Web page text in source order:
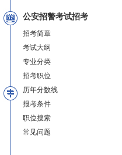
公安招警考试招考
招考简章
考试大纲
专业分类
招考职位
历年分数线
报考条件
职位搜索
常见问题